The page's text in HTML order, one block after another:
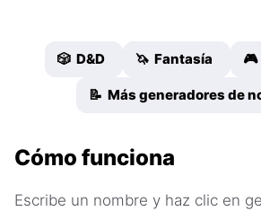
🎲 D&D 🦄 Fantasía
📝 Más generadores de
Cómo funciona
Escribe un nombre y haz clic en